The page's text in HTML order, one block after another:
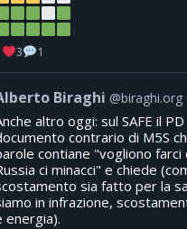
3 1
Biraghi @biraghi.org
altro oggi: sul SAFE il
contrario di M5S
contiane "vogliono farci
ci minacci" e chiede
sia fatto per la
in infrazione,
energia).